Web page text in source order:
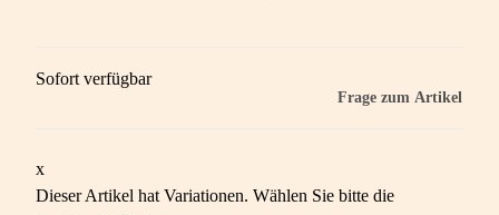
Sofort verfügbar
Frage zum Artikel
x
Dieser Artikel hat Variationen. Wählen Sie bitte die